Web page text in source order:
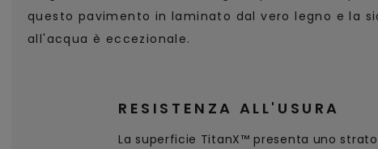
questo pavimento in laminato dal vero legno e la
all'acqua è eccezionale.
RESISTENZA ALL'USURA
La superficie TitanX™ presenta uno